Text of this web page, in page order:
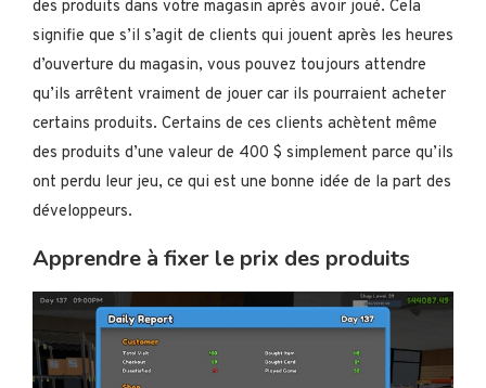
des produits dans votre magasin après avoir joué. Cela
signifie que s’il s’agit de clients qui jouent après les heures
d’ouverture du magasin, vous pouvez toujours attendre
qu’ils arrêtent vraiment de jouer car ils pourraient acheter
certains produits. Certains de ces clients achètent même
des produits d’une valeur de 400 $ simplement parce qu’ils
ont perdu leur jeu, ce qui est une bonne idée de la part des
développeurs.
Apprendre à fixer le prix des produits